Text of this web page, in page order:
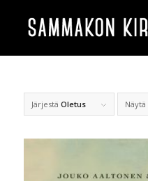
Järjestä Oletus Näytä